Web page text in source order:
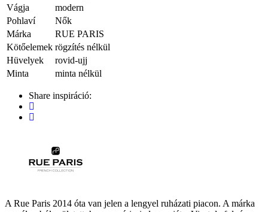
Vágja
modern
Pohlaví
Nők
Márka
RUE PARIS
Kötőelemek rögzítés nélkül
Hüvelyek
rovid-ujj
Minta
minta nélkül
Share inspiráció:
A Rue Paris 2014 óta van jelen a lengyel ruházati piacon. A márka